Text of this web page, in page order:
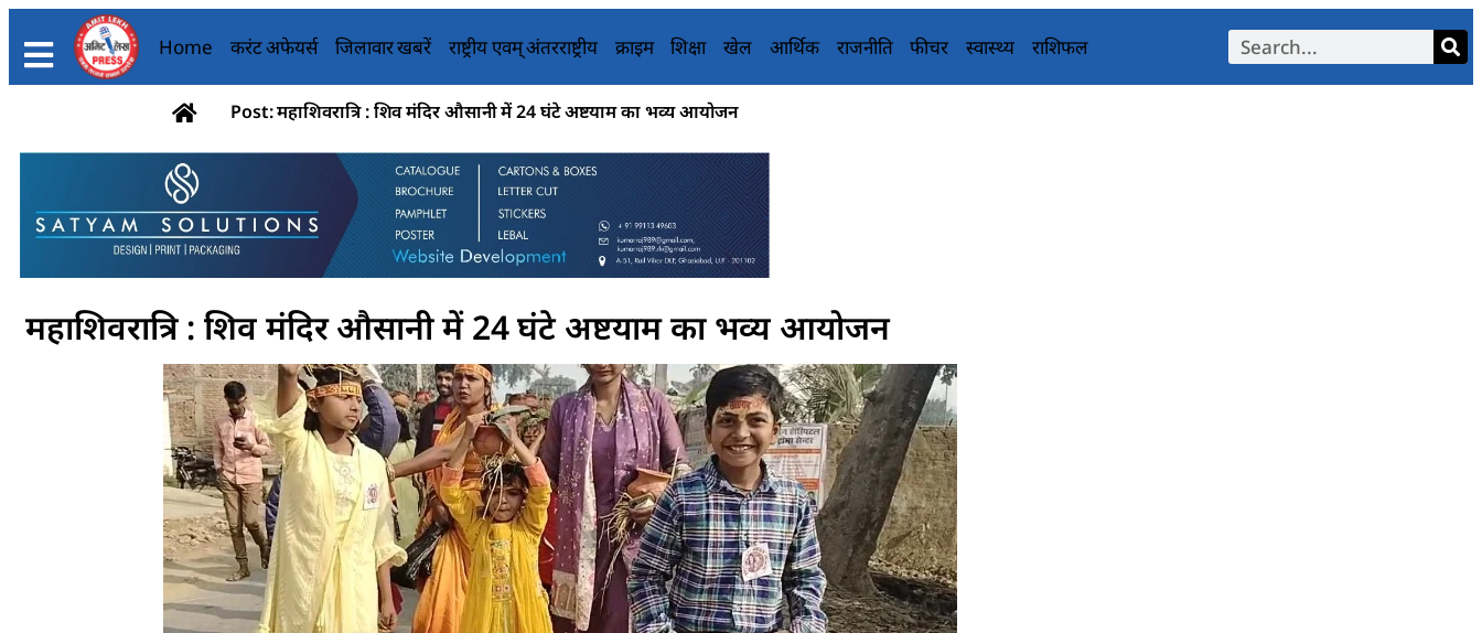
Home करंट अफेयर्स जिलावार खबरें राष्ट्रीय एवम् अंतरराष्ट्रीय क्राइम शिक्षा खेल आर्थिक राजनीति फीचर स्वास्थ्य राशिफल
Post: महाशिवरात्रि : शिव मंदिर औसानी में 24 घंटे अष्टयाम का भव्य आयोजन
महाशिवरात्रि : शिव मंदिर औसानी में 24 घंटे अष्टयाम का भव्य आयोजन